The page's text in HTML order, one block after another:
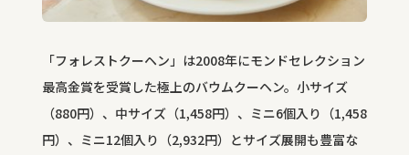
「フォレストクーヘン」は2008年にモンドセレクション
最高金賞を受賞した極上のバウムクーヘン。小サイズ
（880円）、中サイズ（1,458円）、ミニ6個入り（1,458
円）、ミニ12個入り（2,932円）とサイズ展開も豊富な